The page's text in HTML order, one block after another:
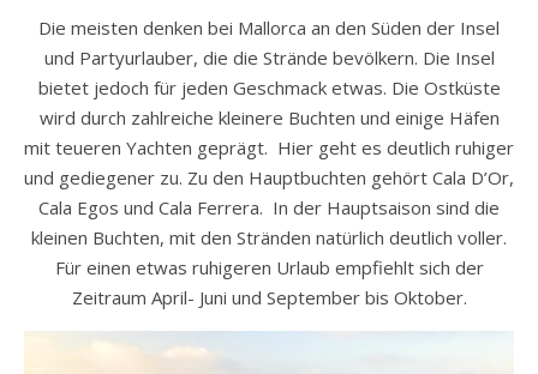
Die meisten denken bei Mallorca an den Süden der Insel
und Partyurlauber, die die Strände bevölkern. Die Insel
bietet jedoch für jeden Geschmack etwas. Die Ostküste
wird durch zahlreiche kleinere Buchten und einige Häfen
mit teueren Yachten geprägt. Hier geht es deutlich ruhiger
und gediegener zu. Zu den Hauptbuchten gehört Cala D’Or,
Cala Egos und Cala Ferrera. In der Hauptsaison sind die
kleinen Buchten, mit den Stränden natürlich deutlich voller.
Für einen etwas ruhigeren Urlaub empfiehlt sich der
Zeitraum April- Juni und September bis Oktober.